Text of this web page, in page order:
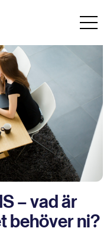
– vad är
behöver ni?